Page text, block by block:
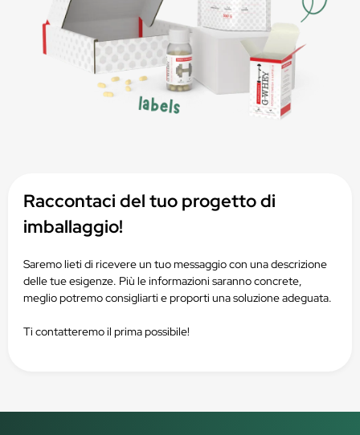
Raccontaci del tuo progetto di
imballaggio!
Saremo lieti di ricevere un tuo messaggio con una descrizione
delle tue esigenze. Più le informazioni saranno concrete,
meglio potremo consigliarti e proporti una soluzione adeguata.
Ti contatteremo il prima possibile!